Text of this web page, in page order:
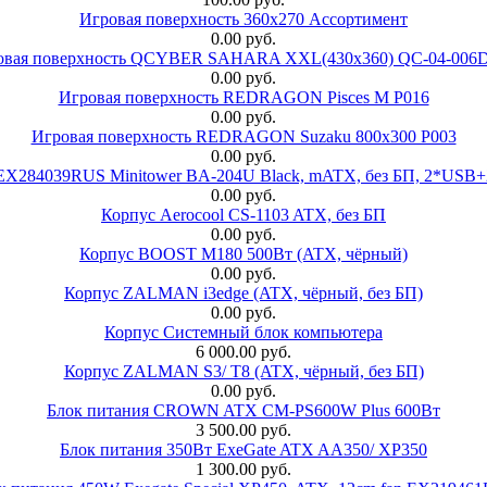
Игровая поверхность 360x270 Ассортимент
0.00 руб.
поверхность QCYBER SAHARA XXL(430x360) QC-04-
0.00 руб.
Игровая поверхность REDRAGON Pisces M P016
0.00 руб.
Игровая поверхность REDRAGON Suzaku 800x300 P003
0.00 руб.
Minitower BA-204U Black, mATX, без БП,
0.00 руб.
Корпус Aerocool CS-1103 ATX, без БП
0.00 руб.
Корпус BOOST M180 500Вт (ATX, чёрный)
0.00 руб.
Корпус ZALMAN i3edge (ATX, чёрный, без БП)
0.00 руб.
Корпус Системный блок компьютера
6 000.00 руб.
Корпус ZALMAN S3/ T8 (ATX, чёрный, без БП)
0.00 руб.
Блок питания CROWN ATX CM-PS600W Plus 600Вт
3 500.00 руб.
Блок питания 350Вт ExeGate ATX AA350/ XP350
1 300.00 руб.